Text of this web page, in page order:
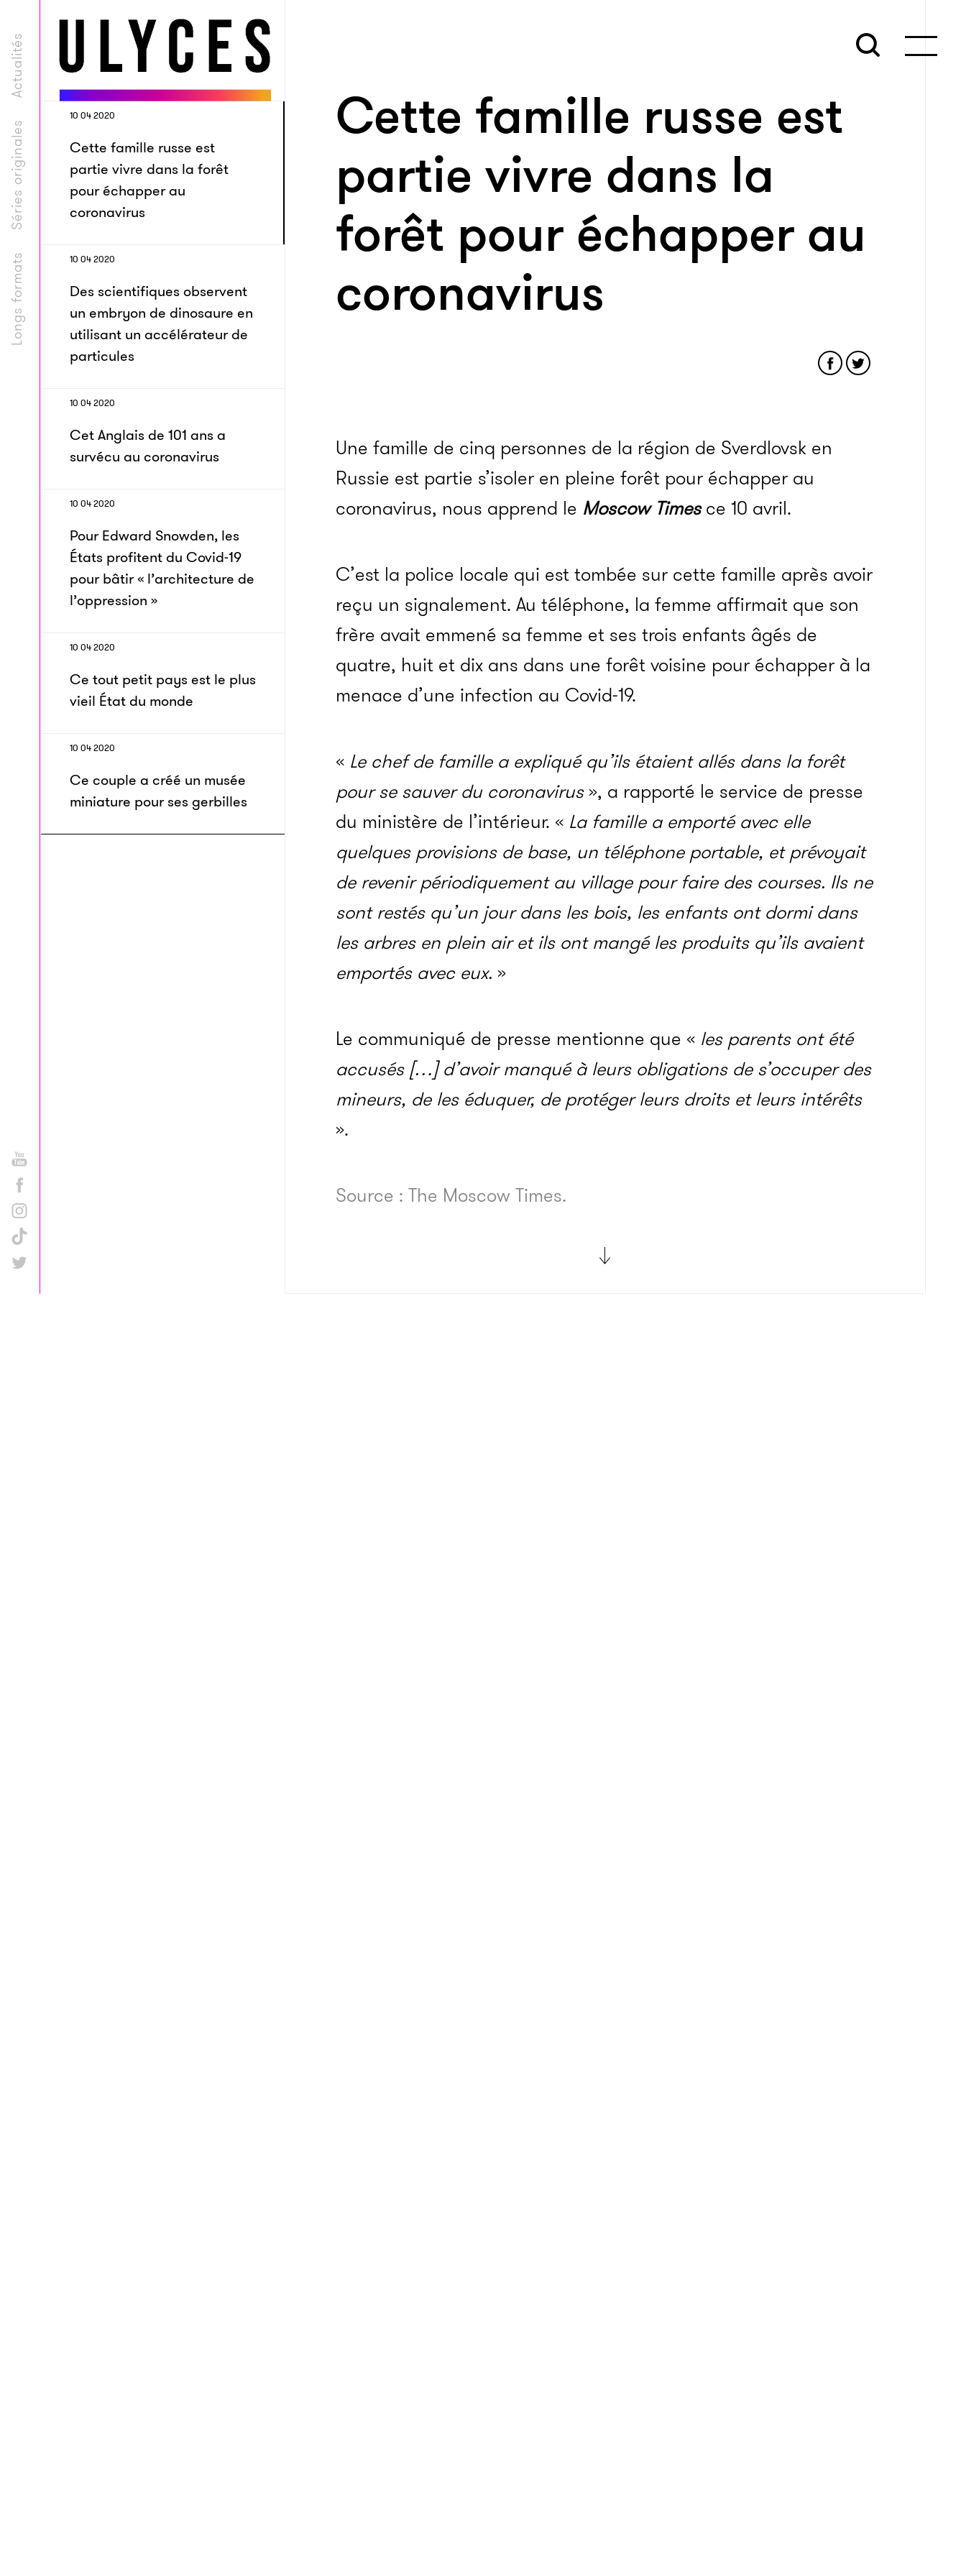
Longs formats
Séries originales
Actualités
10 04 2020
Cette famille russe est
partie vivre dans la forêt
pour échapper au
coronavirus
10 04 2020
Des scientifiques observent
un embryon de dinosaure en
utilisant un accélérateur de
particules
10 04 2020
Cet Anglais de 101 ans a
survécu au coronavirus
10 04 2020
Pour Edward Snowden, les
États profitent du Covid-19
pour bâtir « l’architecture de
l’oppression »
10 04 2020
Ce tout petit pays est le plus
vieil État du monde
10 04 2020
Ce couple a créé un musée
miniature pour ses gerbilles
Cette famille russe est
partie vivre dans la
forêt pour échapper au
coronavirus
Une famille de cinq personnes de la région de Sverdlovsk en
Russie est partie s’isoler en pleine forêt pour échapper au
coronavirus, nous apprend le Moscow Timesce 10 avril.
C’est la police locale qui est tombée sur cette famille après avoir
reçu un signalement. Au téléphone, la femme affirmait que son
frère avait emmené sa femme et ses trois enfants âgés de
quatre, huit et dix ans dans une forêt voisine pour échapper à la
menace d’une infection au Covid-19.
« Le chef de famille a expliqué qu’ils étaient allés dans la forêt
pour se sauver du coronavirus», a rapporté le service de presse
du ministère de l’intérieur. « La famille a emporté avec elle
quelques provisions de base, un téléphone portable, et prévoyait
de revenir périodiquement au village pour faire des courses. Ils ne
sont restés qu’un jour dans les bois, les enfants ont dormi dans
les arbres en plein air et ils ont mangé les produits qu’ils avaient
emportés avec eux. »
Le communiqué de presse mentionne que « les parents ont été
accusés […] d’avoir manqué à leurs obligations de s’occuper des
mineurs, de les éduquer, de protéger leurs droits et leurs intérêts
».
Source : The Moscow Times.